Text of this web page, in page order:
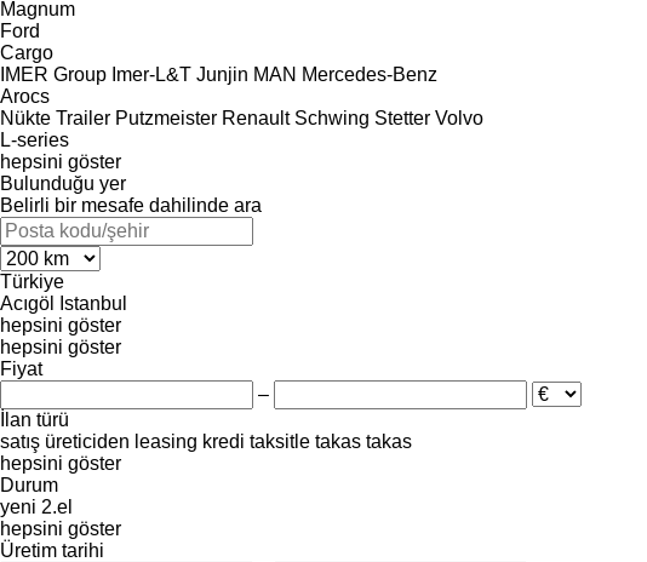
Magnum
Ford
Cargo
IMER Group Imer-L&T Junjin MAN Mercedes-Benz
Arocs
Nükte Trailer Putzmeister Renault Schwing Stetter Volvo
L-series
hepsini göster
Bulunduğu yer
Belirli bir mesafe dahilinde ara
Türkiye
Acıgöl
Istanbul
hepsini göster
hepsini göster
Fiyat
–
İlan türü
satış üreticiden leasing kredi taksitle takas takas
hepsini göster
Durum
yeni 2.el
hepsini göster
Üretim tarihi